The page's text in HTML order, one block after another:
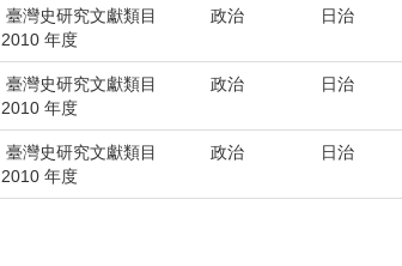
臺灣史研究文獻類目
2010 年度
政治 日治
臺灣史研究文獻類目
2010 年度
政治 日治
臺灣史研究文獻類目
2010 年度
政治 日治